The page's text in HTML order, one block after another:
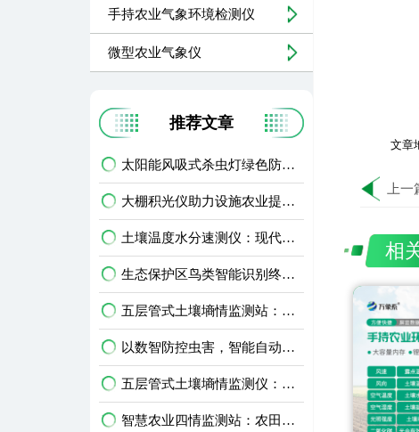
手持农业气象环境检测仪
微型农业气象仪
推荐文章
太阳能风吸式杀虫灯绿色防虫，助力生态农业无公害种植
大棚积光仪助力设施农业提质增效，科学把控作物光照环境
土壤温度水分速测仪：现代农业田间精细化管护智能利器
生态保护区鸟类智能识别终端：生物多样性保护智能监测设备
五层管式土壤墒情监测站：深耕土层监测，看透土壤水情
以数智防控虫害，智能自动虫情测报灯精准预判农林虫情
五层管式土壤墒情监测仪：农田多层土壤水分智能监测设备
智慧农业四情监测站：农田苗情墒情虫情灾情一体化监测设备
文章
上一
相